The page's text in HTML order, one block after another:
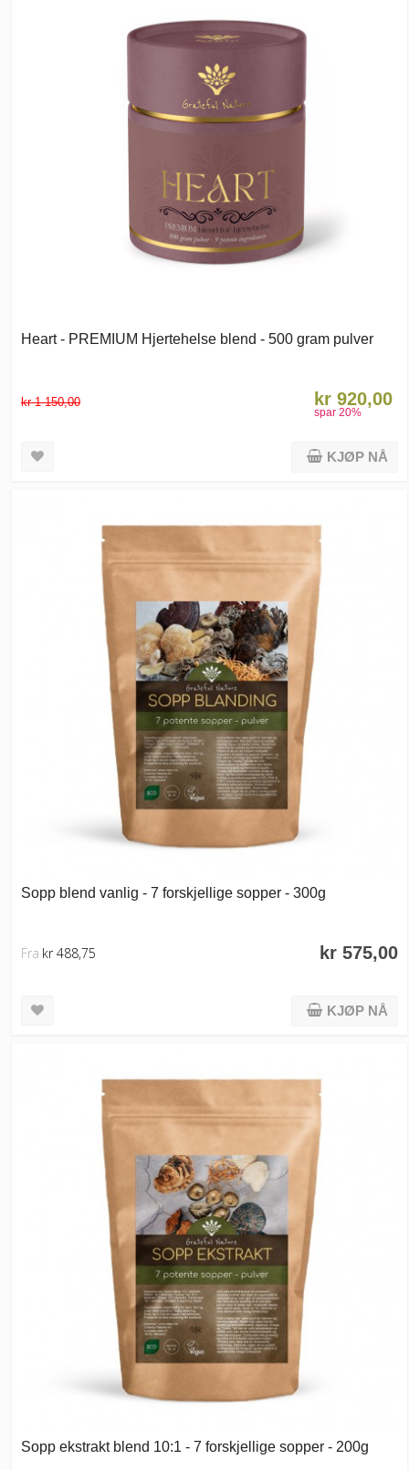
Heart - PREMIUM Hjertehelse blend - 500 gram pulver
kr 1 150,00 kr 920,00
spar 20%
KJØP NÅ
Sopp blend vanlig - 7 forskjellige sopper - 300g
kr 575,00
Fra kr 488,75
KJØP NÅ
Sopp ekstrakt blend 10:1 - 7 forskjellige sopper - 200g